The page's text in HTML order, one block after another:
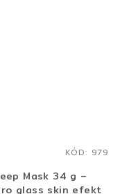
Mask 34 g –
glass skin efekt
KÓD: 979